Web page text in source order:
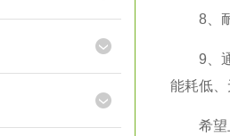
8、耐
9、通
能耗低
希望上